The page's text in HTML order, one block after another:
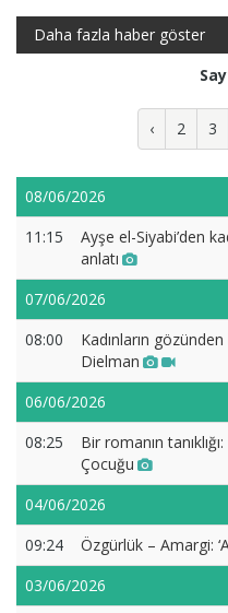
Daha fazla haber göster
‹ 2 3
08/06/2026
11:15
Ayşe el-Siyabi’den
anlatı
07/06/2026
08:00
Kadınların
Dielman
06/06/2026
08:25
Bir romanın
Çocuğu
04/06/2026
09:24
Özgürlük – Amargi:
03/06/2026